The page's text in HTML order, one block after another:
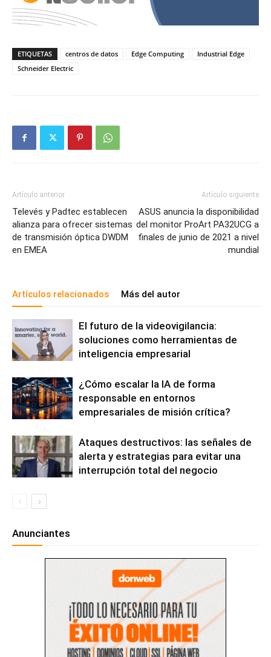
ETIQUETAS centros de datos Edge Computing
Industrial Edge
Schneider Electric
Artículo anterior
Televés y Padtec establecen
alianza para ofrecer sistemas
de transmisión óptica DWDM
en EMEA
Artículo siguiente
ASUS anuncia la disponibilidad
del monitor ProArt PA32UCG a
finales de junio de 2021 a nivel
mundial
Artículos relacionados Más del autor
El futuro de la videovigilancia:
soluciones como herramientas de
inteligencia empresarial
¿Cómo escalar la IA de forma
responsable en entornos
empresariales de misión crítica?
Ataques destructivos: las señales de
alerta y estrategias para evitar una
interrupción total del negocio
Anunciantes